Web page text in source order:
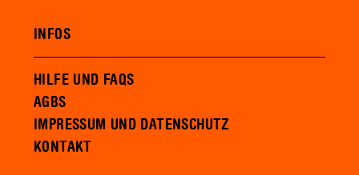
INFOS
HILFE UND FAQS
AGBS
IMPRESSUM UND DATENSCHUTZ
KONTAKT